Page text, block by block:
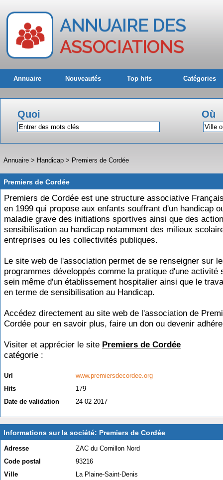
Annuaire Nouveautés Top hits Catégories
Quoi Où
Annuaire > Handicap > Premiers de Cordée
Premiers de Cordée
Premiers de Cordée est une structure associative
en 1999 qui propose aux enfants souffrant d'un handicap
maladie grave des initiations sportives ainsi que des
sensibilisation au handicap notamment des milieux
entreprises ou les collectivités publiques.
Le site web de l'association permet de se renseigner sur
programmes développés comme la pratique d'une activité
sein même d'un établissement hospitalier ainsi que le
en terme de sensibilisation au Handicap.
Accédez directement au site web de l'association de
Cordée pour en savoir plus, faire un don ou devenir
Visiter et apprécier le site Premiers de Cordée
catégorie :
Url
www.premiersdecordee.org
Hits
179
Date de validation
24-02-2017
Informations sur la société: Premiers de Cordée
Adresse
ZAC du Cornillon Nord
Code postal
93216
Ville
La Plaine-Saint-Denis